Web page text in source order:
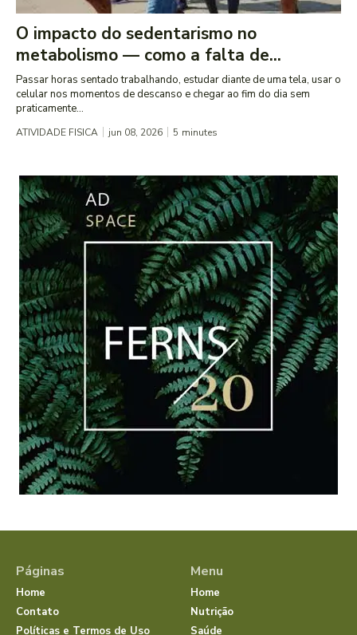
O impacto do sedentarismo no
metabolismo — como a falta de...
Passar horas sentado trabalhando, estudar diante de uma tela, usar o
celular nos momentos de descanso e chegar ao fim do dia sem
praticamente...
ATIVIDADE FISICA jun 08, 2026 5 minutes
Páginas
Home
Contato
Políticas e Termos de Uso
Menu
Home
Nutrição
Saúde